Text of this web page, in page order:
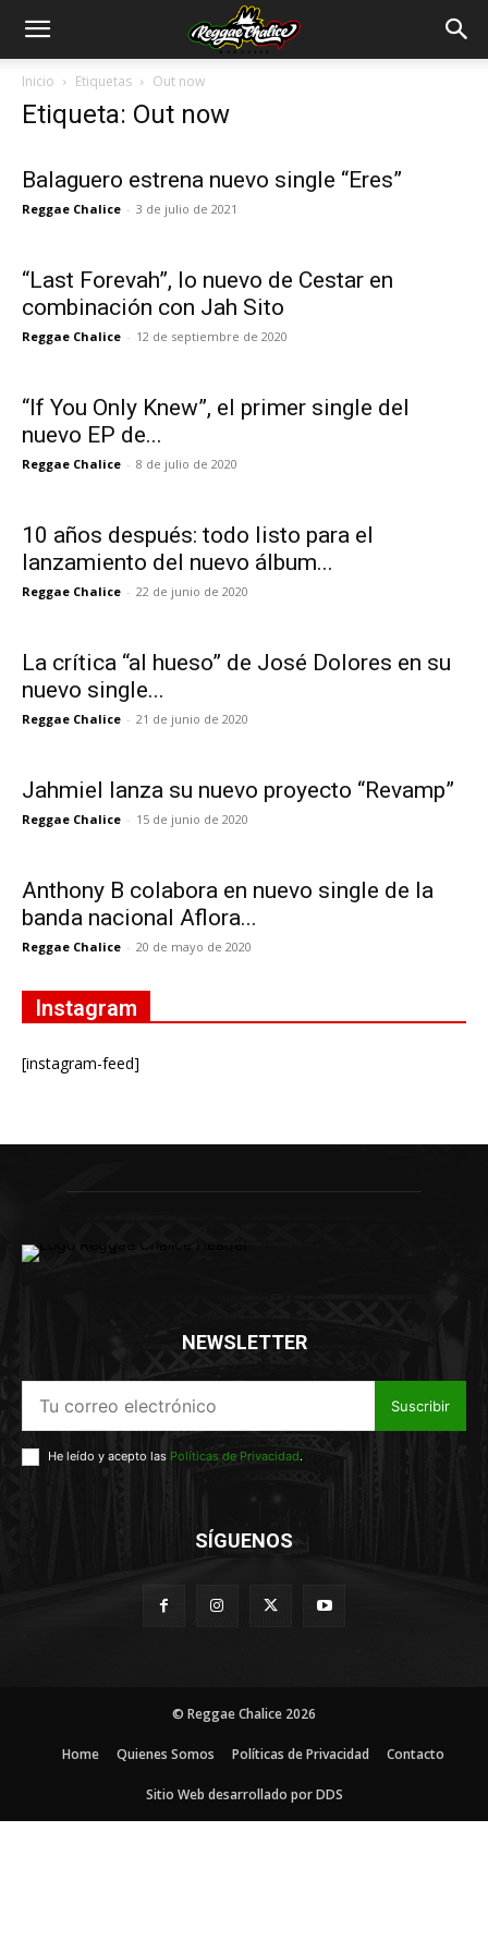
Inicio Etiquetas Out now
Etiqueta: Out now
Balaguero estrena nuevo single “Eres”
Reggae Chalice - 3 de julio de 2021
“Last Forevah”, lo nuevo de Cestar en
combinación con Jah Sito
Reggae Chalice - 12 de septiembre de 2020
“If You Only Knew”, el primer single del
nuevo EP de...
Reggae Chalice - 8 de julio de 2020
10 años después: todo listo para el
lanzamiento del nuevo álbum...
Reggae Chalice - 22 de junio de 2020
La crítica “al hueso” de José Dolores en su
nuevo single...
Reggae Chalice - 21 de junio de 2020
Jahmiel lanza su nuevo proyecto “Revamp”
Reggae Chalice - 15 de junio de 2020
Anthony B colabora en nuevo single de la
banda nacional Aflora...
Reggae Chalice - 20 de mayo de 2020
Instagram
[instagram-feed]
NEWSLETTER
Suscribir
He leído y acepto las Políticas de Privacidad.
SÍGUENOS
© Reggae Chalice 2026
Home Quienes Somos Políticas de Privacidad Contacto
Sitio Web desarrollado por DDS